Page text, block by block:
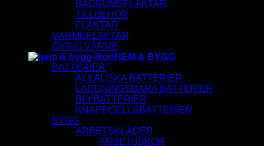
BADRUMSFLÄKTAR
TILLBEHÖR
FLÄKTAR
VÄRMEFLÄKTAR
ÖVRIG VÄRME
HEM & BYGG
BATTERIER
ALKALISKA BATTERIER
LADDNINGSBARA BATTERIER
BLYBATTERIER
KNAPPCELLSBATTERIER
BYGG
ARBETSKLÄDER
ARBETSSKOR